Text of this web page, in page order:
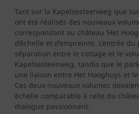
Tant sur la Kapelsesteenweg que
ont été réalisés des nouveaux
correspondant au château ‘Het
d’échelle et d’empreinte. L’entrée
séparation entre le cottage et le
Kapelsesteenweg, tandis que le
une liaison entre Het Hooghuys et
Ces deux nouveaux volumes
échelle comparable à celle du
dialogue passionnant.